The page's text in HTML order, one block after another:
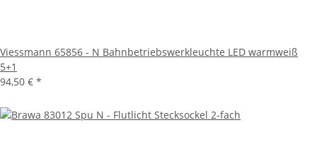
Viessmann 65856 - N Bahnbetriebswerkleuchte LED warmweiß
5+1
94,50 € *